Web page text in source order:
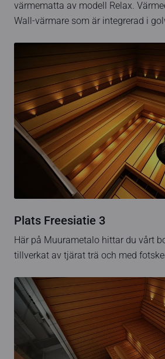
värmematta av modell Relax.
Wall-värmare som är integrerad i
Plats Freesiatie 3
Här på Muurametalo hittar du vårt
tillverkat av tjärat trä och med